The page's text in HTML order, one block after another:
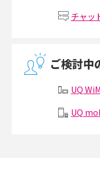
Wi-Fiルーターの設定方法
無線LANとは？メリット
メッシュWi-Fiとは？仕組
チャッ
ご検討中
UQ
UQ